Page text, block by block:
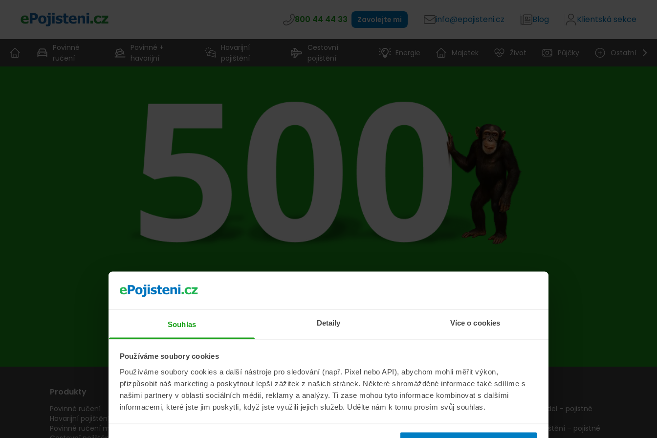
Souhlas Detaily Více o cookies
Používáme soubory cookies
Používáme soubory cookies a další nástroje pro sledování (např. Pixel nebo API), abychom mohli měřit výkon,
přizpůsobit náš marketing a poskytnout lepší zážitek z našich stránek. Některé shromážděné informace také sdílíme s
našimi partnery v oblasti sociálních médií, reklamy a analýzy. Ti zase mohou tyto informace kombinovat s dalšími
informacemi, které jste jim poskytli, když jste využili jejich služeb. Udělte nám k tomu prosím svůj souhlas.
800 44 44 33 Zavolejte mi info@epojisteni.cz Blog Klientská sekce
Povinné
ručení
Povinné +
havarijní
Havarijní
pojištění
Cestovní
pojištění
Energie Majetek Život Půjčky Ostatní
Na stránce se vyskytla chyba
Přejít na úvodní stránku
Produkty
Povinné ručení
Havarijní pojištění
Povinné ručení motocyklu
Pojišťovny
Pojišťovny
Informace
Aktuality
ePojisteni.cz
O nás
Formuláře
Pojištění vozidel – pojistné
Cestovní pojištění – pojistné